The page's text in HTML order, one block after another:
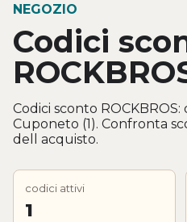
NEGOZIO
Codici
Codici sconto
Cuponeto (1). Confronta
dell acquisto.
codici attivi
1